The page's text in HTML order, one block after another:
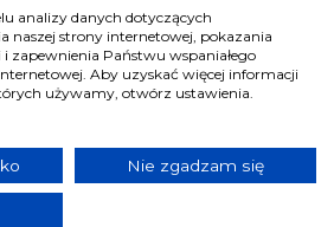
analizy danych dotyczących
naszej strony internetowej, pokazania
zapewnienia Państwu wspaniałego
Aby uzyskać więcej informacji
używamy, otwórz ustawienia.
Nie zgadzam się